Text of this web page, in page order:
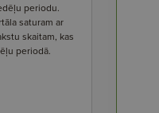
periodu.
saturam ar
skaitam, kas
periodā.